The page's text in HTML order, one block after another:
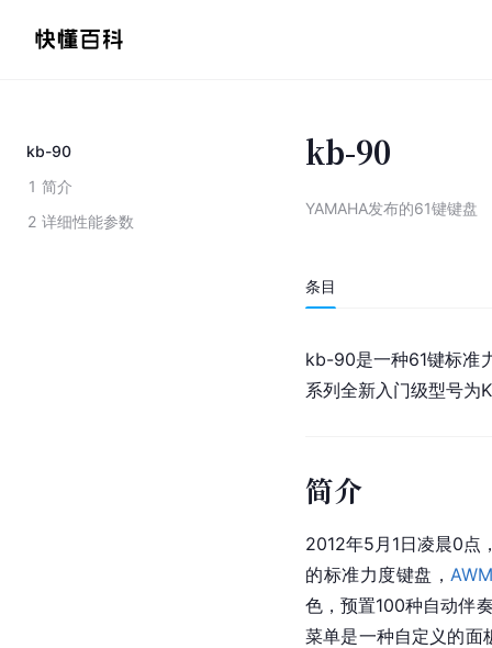
kb-90
1 简介
2 详细性能参数
kb-90
YAMAHA发布的61键键盘
条目
kb-90是一种61键标准
系列全新入门级型号为
简介
2012年5月1日凌晨0点
的标准力度键盘， AWM
色，预置100种自动伴
菜单是一种自定义的面